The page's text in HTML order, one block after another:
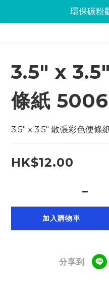
Jabra會議設備
環保碳粉
Jabra會議設備
3.5" x
條紙
3.5" x 3.5" 散張彩色便條
HK$12.00
加入購物車
分享到